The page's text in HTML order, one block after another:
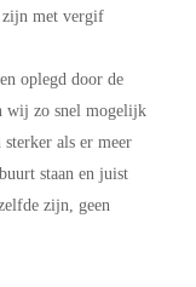
zijn met vergif
oplegd door de
wij zo snel mogelijk
als er meer
staan en juist
zijn, geen